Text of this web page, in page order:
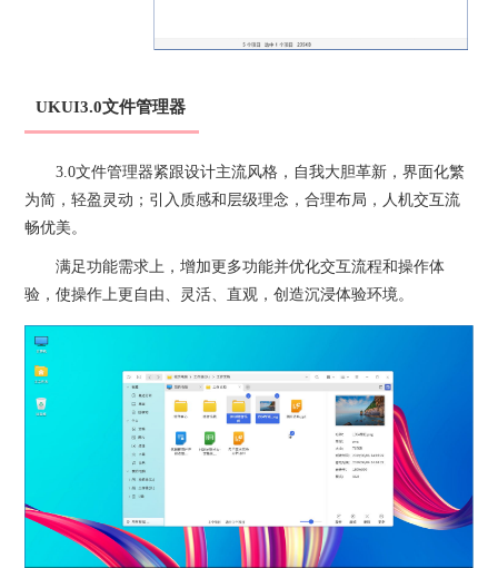
UKUI3.0文件管理器
3.0文件管理器紧跟设计主流风格，自我大胆革新，界面化繁
为简，轻盈灵动；引入质感和层级理念，合理布局，人机交互流
畅优美。
满足功能需求上，增加更多功能并优化交互流程和操作体
验，使操作上更自由、灵活、直观，创造沉浸体验环境。